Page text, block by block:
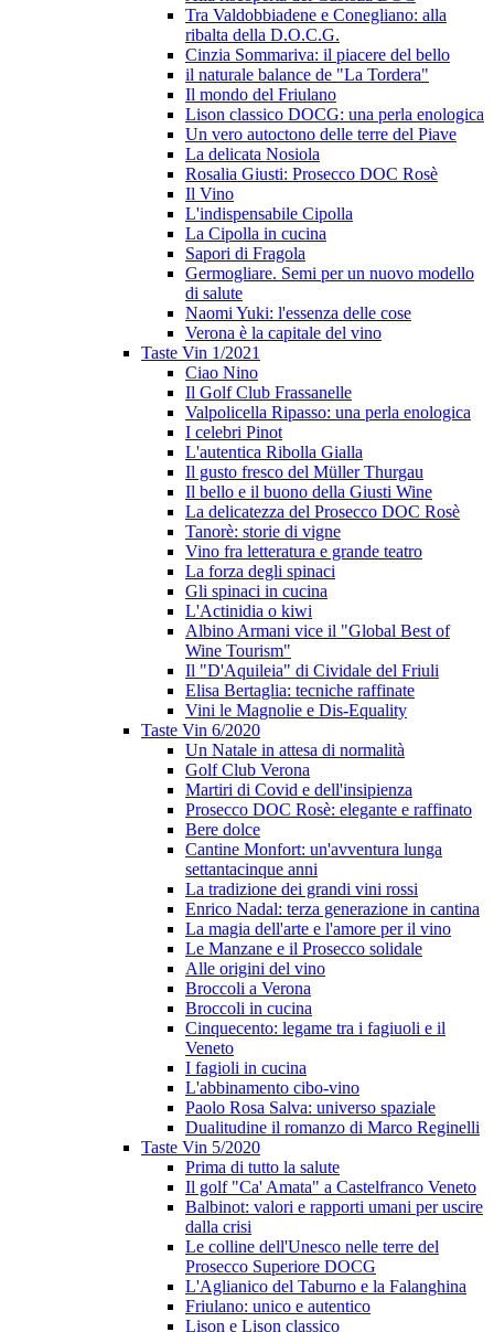
Tra Valdobbiadene e Conegliano: alla
ribalta della D.O.C.G.
Cinzia Sommariva: il piacere del bello
il naturale balance de "La Tordera"
Il mondo del Friulano
Lison classico DOCG: una perla enologica
Un vero autoctono delle terre del Piave
La delicata Nosiola
Rosalia Giusti: Prosecco DOC Rosè
Il Vino
L'indispensabile Cipolla
La Cipolla in cucina
Sapori di Fragola
Germogliare. Semi per un nuovo modello
di salute
Naomi Yuki: l'essenza delle cose
Verona è la capitale del vino
Taste Vin 1/2021
Ciao Nino
Il Golf Club Frassanelle
Valpolicella Ripasso: una perla enologica
I celebri Pinot
L'autentica Ribolla Gialla
Il gusto fresco del Müller Thurgau
Il bello e il buono della Giusti Wine
La delicatezza del Prosecco DOC Rosè
Tanorè: storie di vigne
Vino fra letteratura e grande teatro
La forza degli spinaci
Gli spinaci in cucina
L'Actinidia o kiwi
Albino Armani vice il "Global Best of
Wine Tourism"
Il "D'Aquileia" di Cividale del Friuli
Elisa Bertaglia: tecniche raffinate
Vini le Magnolie e Dis-Equality
Taste Vin 6/2020
Un Natale in attesa di normalità
Golf Club Verona
Martiri di Covid e dell'insipienza
Prosecco DOC Rosè: elegante e raffinato
Bere dolce
Cantine Monfort: un'avventura lunga
settantacinque anni
La tradizione dei grandi vini rossi
Enrico Nadal: terza generazione in cantina
La magia dell'arte e l'amore per il vino
Le Manzane e il Prosecco solidale
Alle origini del vino
Broccoli a Verona
Broccoli in cucina
Cinquecento: legame tra i fagiuoli e il
Veneto
I fagioli in cucina
L'abbinamento cibo-vino
Paolo Rosa Salva: universo spaziale
Dualitudine il romanzo di Marco Reginelli
Taste Vin 5/2020
Prima di tutto la salute
Il golf "Ca' Amata" a Castelfranco Veneto
Balbinot: valori e rapporti umani per uscire
dalla crisi
Le colline dell'Unesco nelle terre del
Prosecco Superiore DOCG
L'Aglianico del Taburno e la Falanghina
Friulano: unico e autentico
Lison e Lison classico